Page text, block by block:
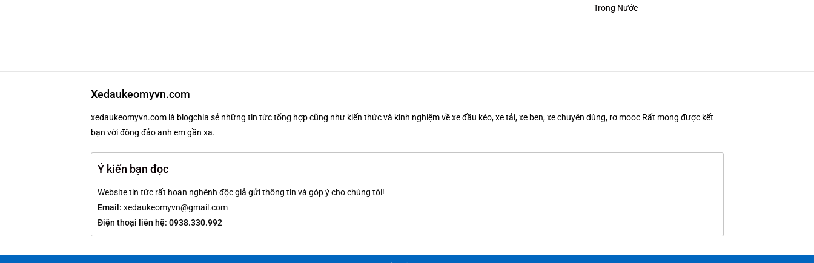
Trong Nước
Xedaukeomyvn.com
xedaukeomyvn.com là blogchia sẻ những tin tức tổng hợp cũng như kiến thức và kinh nghiệm về xe đầu kéo, xe tải, xe ben, xe chuyên dùng, rơ mooc Rất mong được kết
bạn với đông đảo anh em gần xa.
Ý kiến bạn đọc
Website tin tức rất hoan nghênh độc giả gửi thông tin và góp ý cho chúng tôi!
Email: xedaukeomyvn@gmail.com
Điện thoại liên hệ: 0938.330.992